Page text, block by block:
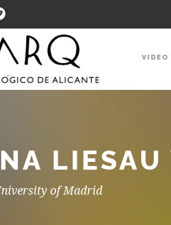
VIDEO
of Madrid